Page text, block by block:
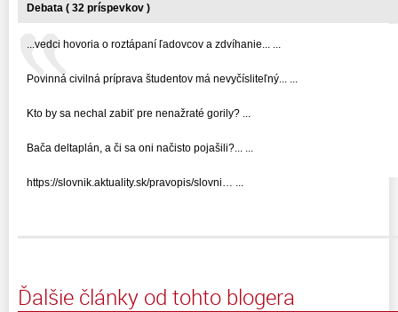
Debata ( 32 príspevkov )
...vedci hovoria o roztápaní ľadovcov a zdvíhanie... ...
Povinná civilná príprava študentov má nevyčísliteľný... ...
Kto by sa nechal zabiť pre nenažraté gorily? ...
Bača deltaplán, a či sa oni načisto pojašili?... ...
https://slovnik.aktuality.sk/pravopis/slovni… ...
Ďalšie články od tohto blogera